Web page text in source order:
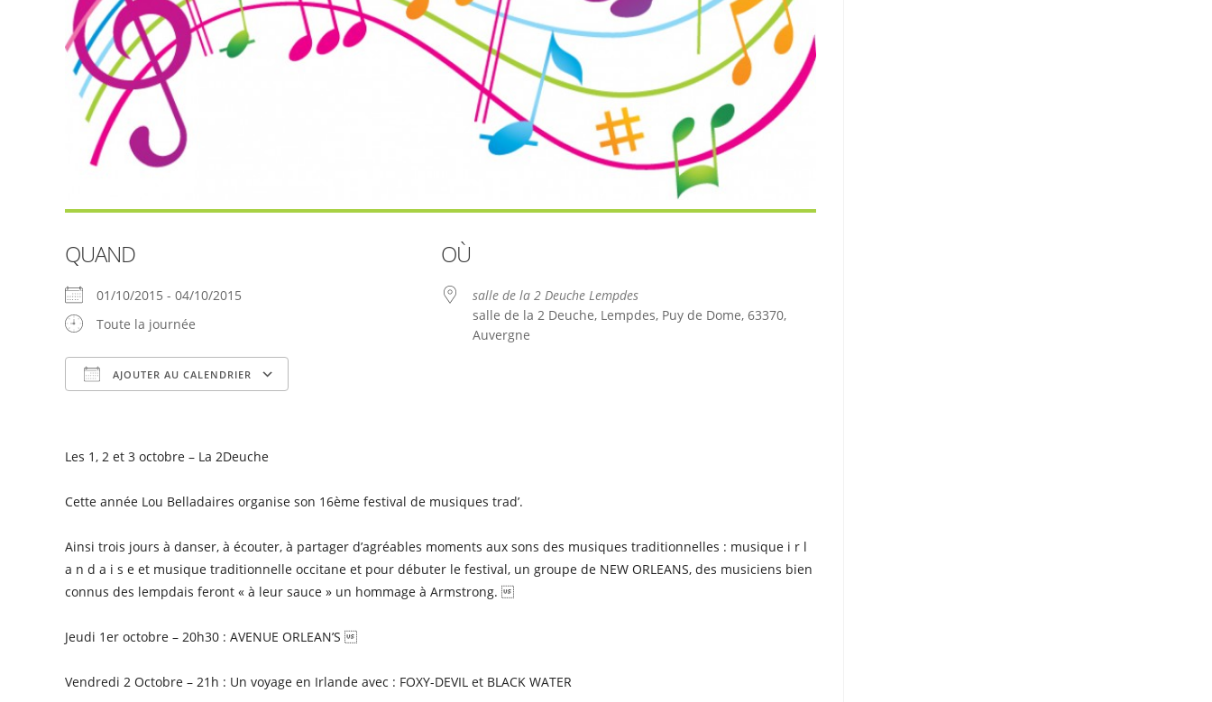
QUAND
01/10/2015 - 04/10/2015
Toute la journée
AJOUTER AU CALENDRIER
OÙ
salle de la 2 Deuche Lempdes
salle de la 2 Deuche, Lempdes, Puy de Dome, 63370,
Auvergne
Les 1, 2 et 3 octobre – La 2Deuche
Cette année Lou Belladaires organise son 16ème festival de musiques trad’.
Ainsi trois jours à danser, à écouter, à partager d’agréables moments aux sons des musiques traditionnelles : musique i r l
a n d a i s e et musique traditionnelle occitane et pour débuter le festival, un groupe de NEW ORLEANS, des musiciens bien
connus des lempdais feront « à leur sauce » un hommage à Armstrong.
Jeudi 1er octobre – 20h30 : AVENUE ORLEAN’S
Vendredi 2 Octobre – 21h : Un voyage en Irlande avec : FOXY-DEVIL et BLACK WATER